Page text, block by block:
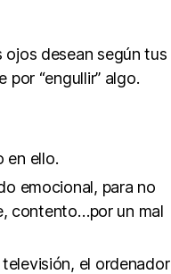
ojos desean según tus
“engullir” algo.
en ello.
emocional, para no
contento…por un mal
el ordenador